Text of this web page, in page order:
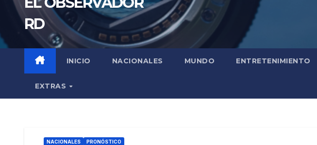
RD
INICIO NACIONALES MUNDO ENTRETENIMIENTO
EXTRAS
NACIONALES PRONÓSTICO